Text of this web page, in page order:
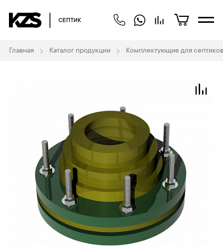
Главная Каталог продукции Комплектующие для